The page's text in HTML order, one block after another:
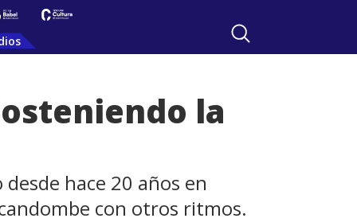
la
hace 20 años en
con otros ritmos.